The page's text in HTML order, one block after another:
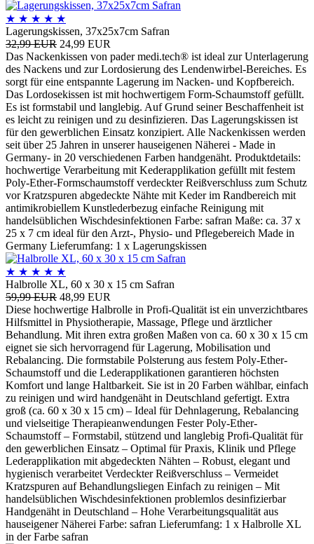
★ ★ ★ ★ ★
Lagerungskissen, 37x25x7cm Safran
32,99 EUR 24,99 EUR
Das Nackenkissen von pader medi.tech® ist ideal zur Unterlagerung
des Nackens und zur Lordosierung des Lendenwirbel-Bereiches. Es
sorgt für eine entspannte Lagerung im Nacken- und Kopfbereich.
Das Lordosekissen ist mit hochwertigem Form-Schaumstoff gefüllt.
Es ist formstabil und langlebig. Auf Grund seiner Beschaffenheit ist
es leicht zu reinigen und zu desinfizieren. Das Lagerungskissen ist
für den gewerblichen Einsatz konzipiert. Alle Nackenkissen werden
seit über 25 Jahren in unserer hauseigenen Näherei - Made in
Germany- in 20 verschiedenen Farben handgenäht. Produktdetails:
hochwertige Verarbeitung mit Kederapplikation gefüllt mit festem
Poly-Ether-Formschaumstoff verdeckter Reißverschluss zum Schutz
vor Kratzspuren abgedeckte Nähte mit Keder im Randbereich mit
antimikrobiellem Kunstlederbezug einfache Reinigung mit
handelsüblichen Wischdesinfektionen Farbe: safran Maße: ca. 37 x
25 x 7 cm ideal für den Arzt-, Physio- und Pflegebereich Made in
Germany Lieferumfang: 1 x Lagerungskissen
★ ★ ★ ★ ★
Halbrolle XL, 60 x 30 x 15 cm Safran
59,99 EUR 48,99 EUR
Diese hochwertige Halbrolle in Profi-Qualität ist ein unverzichtbares
Hilfsmittel in Physiotherapie, Massage, Pflege und ärztlicher
Behandlung. Mit ihren extra großen Maßen von ca. 60 x 30 x 15 cm
eignet sie sich hervorragend für Lagerung, Mobilisation und
Rebalancing. Die formstabile Polsterung aus festem Poly-Ether-
Schaumstoff und die Lederapplikationen garantieren höchsten
Komfort und lange Haltbarkeit. Sie ist in 20 Farben wählbar, einfach
zu reinigen und wird handgenäht in Deutschland gefertigt. Extra
groß (ca. 60 x 30 x 15 cm) – Ideal für Dehnlagerung, Rebalancing
und vielseitige Therapieanwendungen Fester Poly-Ether-
Schaumstoff – Formstabil, stützend und langlebig Profi-Qualität für
den gewerblichen Einsatz – Optimal für Praxis, Klinik und Pflege
Lederapplikation mit abgedeckten Nähten – Robust, elegant und
hygienisch verarbeitet Verdeckter Reißverschluss – Vermeidet
Kratzspuren auf Behandlungsliegen Einfach zu reinigen – Mit
handelsüblichen Wischdesinfektionen problemlos desinfizierbar
Handgenäht in Deutschland – Hohe Verarbeitungsqualität aus
hauseigener Näherei Farbe: safran Lieferumfang: 1 x Halbrolle XL
in der Farbe safran